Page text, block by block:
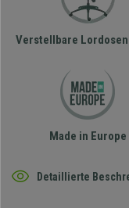
Verstellbare
Made in Europe
Detaillierte